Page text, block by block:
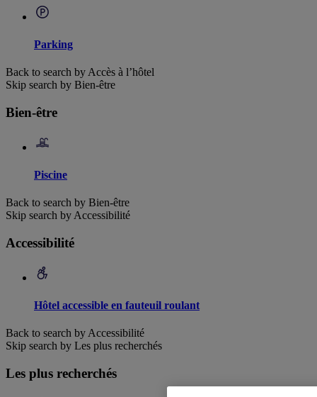
Parking
Back to search by Accès à l’hôtel
Skip search by Bien-être
Bien-être
Piscine
Back to search by Bien-être
Skip search by Accessibilité
Accessibilité
Hôtel accessible en fauteuil roulant
Back to search by Accessibilité
Skip search by Les plus recherchés
Les plus recherchés